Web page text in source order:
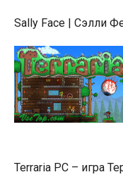
Sally Face | Сэлли
Terraria PC – игра